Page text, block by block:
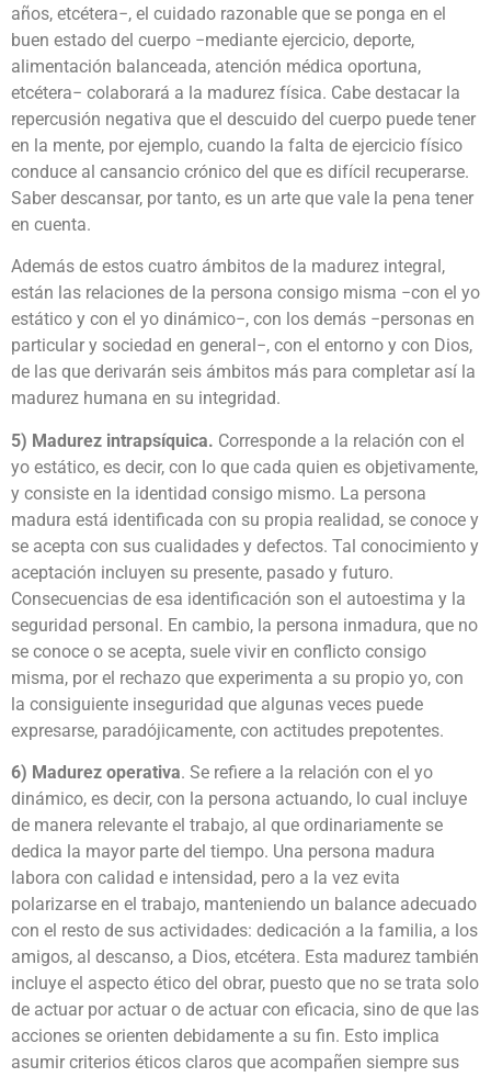
años, etcétera−, el cuidado razonable que se ponga en el
buen estado del cuerpo −mediante ejercicio, deporte,
alimentación balanceada, atención médica oportuna,
etcétera− colaborará a la madurez física. Cabe destacar la
repercusión negativa que el descuido del cuerpo puede tener
en la mente, por ejemplo, cuando la falta de ejercicio físico
conduce al cansancio crónico del que es difícil recuperarse.
Saber descansar, por tanto, es un arte que vale la pena tener
en cuenta.
Además de estos cuatro ámbitos de la madurez integral,
están las relaciones de la persona consigo misma −con el yo
estático y con el yo dinámico−, con los demás −personas en
particular y sociedad en general−, con el entorno y con Dios,
de las que derivarán seis ámbitos más para completar así la
madurez humana en su integridad.
5) Madurez intrapsíquica. Corresponde a la relación con el
yo estático, es decir, con lo que cada quien es objetivamente,
y consiste en la identidad consigo mismo. La persona
madura está identificada con su propia realidad, se conoce y
se acepta con sus cualidades y defectos. Tal conocimiento y
aceptación incluyen su presente, pasado y futuro.
Consecuencias de esa identificación son el autoestima y la
seguridad personal. En cambio, la persona inmadura, que no
se conoce o se acepta, suele vivir en conflicto consigo
misma, por el rechazo que experimenta a su propio yo, con
la consiguiente inseguridad que algunas veces puede
expresarse, paradójicamente, con actitudes prepotentes.
6) Madurez operativa. Se refiere a la relación con el yo
dinámico, es decir, con la persona actuando, lo cual incluye
de manera relevante el trabajo, al que ordinariamente se
dedica la mayor parte del tiempo. Una persona madura
labora con calidad e intensidad, pero a la vez evita
polarizarse en el trabajo, manteniendo un balance adecuado
con el resto de sus actividades: dedicación a la familia, a los
amigos, al descanso, a Dios, etcétera. Esta madurez también
incluye el aspecto ético del obrar, puesto que no se trata solo
de actuar por actuar o de actuar con eficacia, sino de que las
acciones se orienten debidamente a su fin. Esto implica
asumir criterios éticos claros que acompañen siempre sus